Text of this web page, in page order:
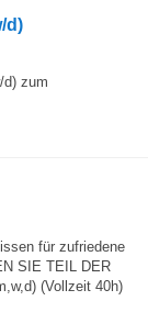
d)
d) zum
für zufriedene
SIE TEIL DER
(Vollzeit 40h)